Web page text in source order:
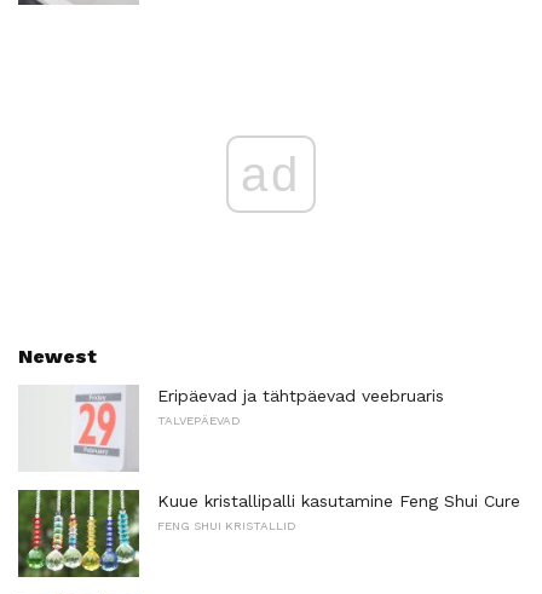
ad
Newest
Eripäevad ja tähtpäevad veebruaris
TALVEPÄEVAD
Kuue kristallipalli kasutamine Feng Shui Cure
FENG SHUI KRISTALLID